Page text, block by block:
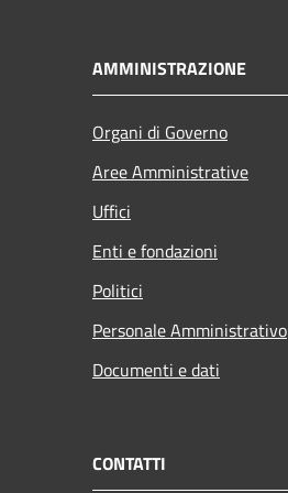
AMMINISTRAZIONE
Organi di Governo
Aree Amministrative
Uffici
Enti e fondazioni
Politici
Personale Amministrativo
Documenti e dati
CONTATTI